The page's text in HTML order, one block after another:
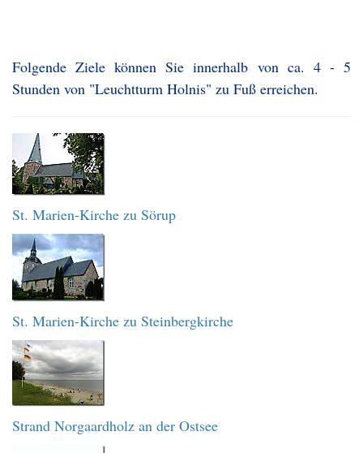
Folgende Ziele können Sie innerhalb von ca. 4 - 5
Stunden von "Leuchtturm Holnis" zu Fuß erreichen.
St. Marien-Kirche zu Sörup
St. Marien-Kirche zu Steinbergkirche
Strand Norgaardholz an der Ostsee